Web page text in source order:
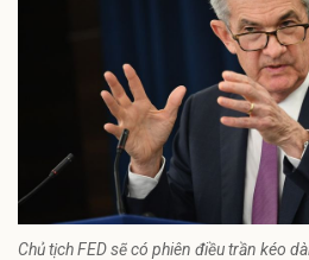
Chủ tịch FED sẽ có phiên điều trần kéo